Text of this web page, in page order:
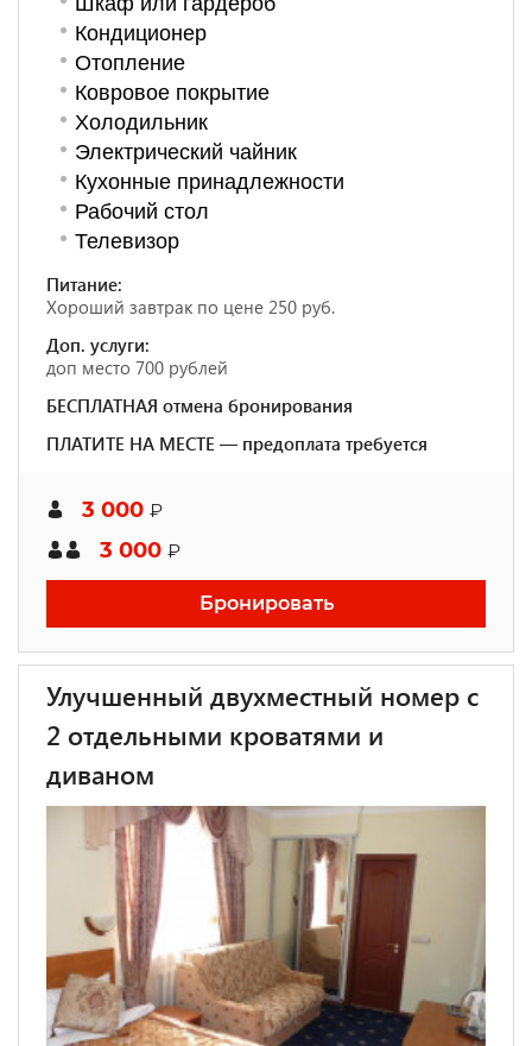
Кондиционер
Отопление
Ковровое покрытие
Холодильник
Электрический чайник
Кухонные принадлежности
Рабочий стол
Телевизор
Питание:
Хороший завтрак по цене 250 руб.
Доп. услуги:
доп место 700 рублей
БЕСПЛАТНАЯ отмена бронирования
ПЛАТИТЕ НА МЕСТЕ — предоплата требуется
3 000 ₽
3 000 ₽
Бронировать
Улучшенный двухместный номер с
2 отдельными кроватями и
диваном